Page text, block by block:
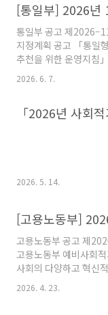
한국사회적기업포털
통일부 공고 제
지정계획 공고 「통일
추천을 위한 운영지침
업 지정계획을 다음과
관 https://
한국사회적기업포털
2026. 6. 7.
2026. 5. 14.
고용노동부 공고 제
고용노동부 예비사회
사회의 다양하고 혁신
기 위한 고용노동부 예
다음과 같이 공고합니
2026. 4. 23.